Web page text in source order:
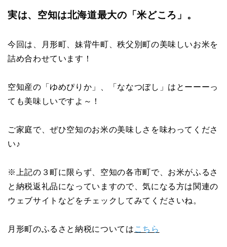
実は、空知は北海道最大の「米どころ」。
今回は、月形町、妹背牛町、秩父別町の美味しいお米を
詰め合わせています！
空知産の「ゆめぴりか」、「ななつぼし」はとーーーっ
ても美味しいですよ～！
ご家庭で、ぜひ空知のお米の美味しさを味わってくださ
い♪
※上記の３町に限らず、空知の各市町で、お米がふるさ
と納税返礼品になっていますので、気になる方は関連の
ウェブサイトなどをチェックしてみてくださいね。
月形町のふるさと納税については こちら